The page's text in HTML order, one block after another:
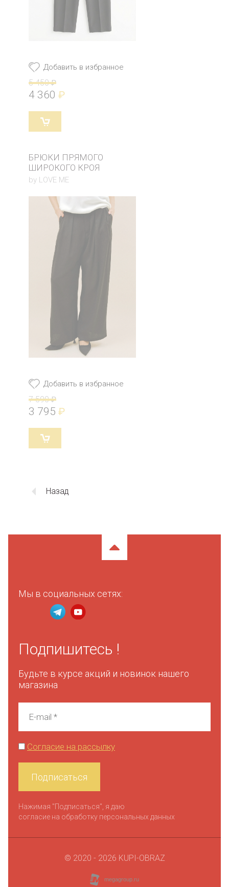
Добавить в избранное
5 450 ₽
4 360 ₽
БРЮКИ ПРЯМОГО
ШИРОКОГО КРОЯ
by LOVE ME
Добавить в избранное
7 590 ₽
3 795 ₽
Назад
Подпишитесь !
Будьте в курсе акций и новинок нашего
магазина
Согласие на рассылку
Подписаться
Нажимая "Подписаться", я даю
согласие на обработку персональных данных
Мы в социальных сетях:
© 2020 - 2026 KUPI-OBRAZ